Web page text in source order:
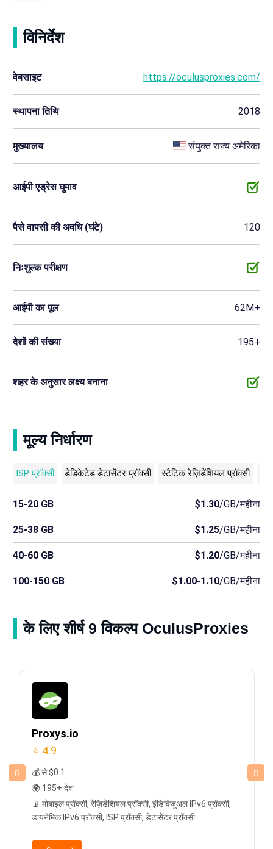
विनिर्देश
वेबसाइट https://oculusproxies.com/
स्थापना तिथि 2018
मुख्यालय संयुक्त राज्य अमेरिका
आईपी एड्रेस घुमाव
पैसे वापसी की अवधि (घंटे) 120
निःशुल्क परीक्षण
आईपी का पूल 62M+
देशों की संख्या 195+
शहर के अनुसार लक्ष्य बनाना
मूल्य निर्धारण
ISP प्रॉक्सी डेडिकेटेड डेटासेंटर प्रॉक्सी स्टैटिक रेज़िडेंशियल प्रॉक्सी
15-20 GB $1.30/GB/महीना
25-38 GB $1.25/GB/महीना
40-60 GB $1.20/GB/महीना
100-150 GB $1.00-1.10/GB/महीना
के लिए शीर्ष 9 विकल्प OculusProxies
Proxys.io
⭐ 4.9
💰 से $0.1
🌍 195+ देश
📡 मोबाइल प्रॉक्सी, रेज़िडेंशियल प्रॉक्सी, इंडिविजुअल IPv6 प्रॉक्सी,
डायनेमिक IPv6 प्रॉक्सी, ISP प्रॉक्सी, डेटासेंटर प्रॉक्सी